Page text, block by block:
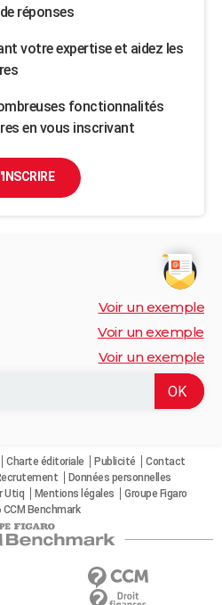
réponses
votre expertise et aidez les
fonctionnalités
en vous inscrivant
Voir un exemple
Voir un exemple
Voir un exemple
Charte éditoriale Publicité
Contact
Données personnelles
Utiq Mentions légales
Groupe Figaro
Benchmark